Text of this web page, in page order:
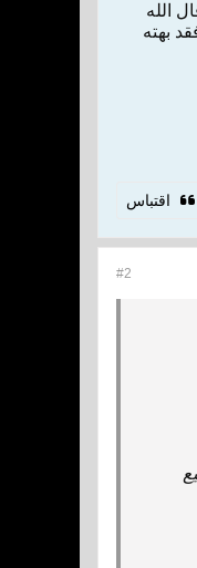
الله‌
بهته‌
اقتباس
#2